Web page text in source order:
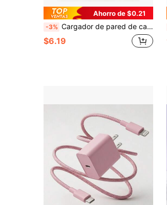
Ahorro de $0.21
-3% Cargador de pared de carga súper rápida de 45W Tipo C USB-C, compatible con Samsung Galaxy S22 Ultra/S22+/S22, Note 10+/Note 20/S20/S21, Z Fold 4/Z Flip 4, Galaxy Tab S7/S7+/S8/S8+/S8 Ultra, incluye cable de carga rápida de 3.3/6.6 pies, compatible con Huawei y otros teléfonos, compatible con iPhone 16/16 Pro/16 Pro Max/16 Plus/15/15 Pro/15 Plus/15 Pro Max
$6.19